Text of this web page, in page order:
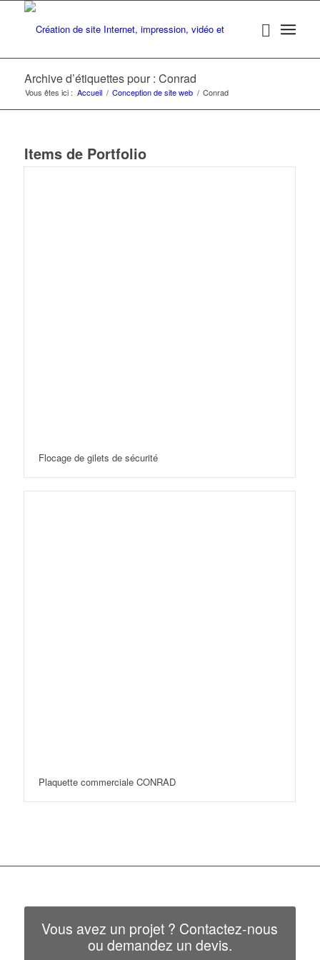
Archive d’étiquettes pour : Conrad
Vous êtes ici : Accueil / Conception de site web / Conrad
Items de Portfolio
Flocage de gilets de sécurité
Plaquette commerciale CONRAD
Vous avez un projet ? Contactez-nous
ou demandez un devis.